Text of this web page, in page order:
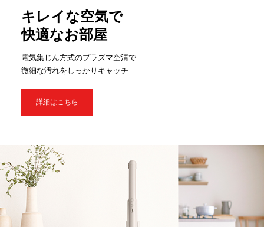
キレイな空気で
快適なお部屋
電気集じん方式のプラズマ空清で
微細な汚れをしっかりキャッチ
詳細はこちら